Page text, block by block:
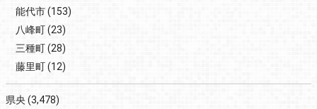
能代市(153)
八峰町(23)
三種町(28)
藤里町(12)
県央 (3,478)